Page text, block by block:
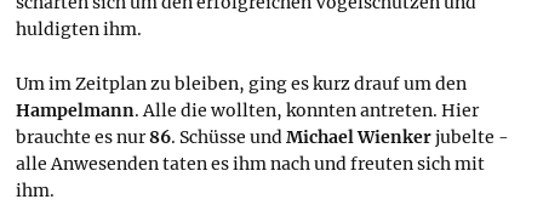
huldigten ihm.
Um im Zeitplan zu bleiben, ging es kurz drauf um den
Hampelmann. Alle die wollten, konnten antreten. Hier
brauchte es nur86. Schüsse undMichael Wienkerjubelte -
alle Anwesenden taten es ihm nach und freuten sich mit
ihm.